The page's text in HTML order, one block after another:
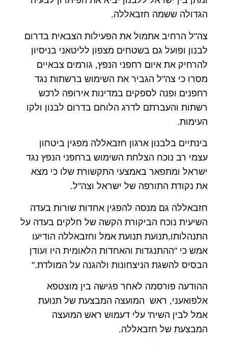
הגדולה ששמה חזבאללה.
צה"ל הרחיב אתמול את הפעילות הצבאית בדרום
לבנון ופועל גם בשטחים מצפון לליטאני בניסיון
להרחיק את איום רחפני הנפץ, גורמים צבאיים
מסרו כי צה"ל הגביר את השימוש ברשתות נגד
רחפנים ופנה לספקים במדינות אירופה לרכש
רשתות והעברתם לדרג הלוחם בדרום לבנון ולקו
העימות.
בינתיים בלבנון ארגון חזבאללה מפגין ביטחון
עצמי רב נוכח הצלחת השימוש ברחפני הנפץ נגד
ישראל ומתפאר באמצעי התקשורת שלו כי מצא
את נקודת התורפה של ישראל וצה"ל.
חזבאללה גם מנסה להפגין אחדות שורות בעדה
השיעית נוכח הביקורת הקשה של חלקים בעדה על
התנהלותו,תנועת תנועת אמל וחזבאללה הודיעו
אמש כי "ההתנגדות והאחדות הלאומית היו ועודן
הבסיס להשגת הניצחונות ולהגנה על המולדת."
ההודעה פורסמה לאחר פגישה בין מוצטפא
אלפואעני, ראש המועצה המבצעת של תנועת
אמל לבין השיח' עלי דעמוש ראש המועצה
המבצעת של חזבאללה.